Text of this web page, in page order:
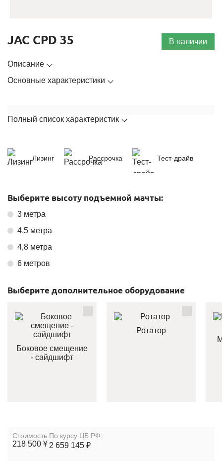
В наличии
JAC CPD 35
Описание
Основные характеристики
Полный список характеристик
Лизинг Рассрочка Тест-драйв
Выберите высоту подъемной мачты:
3 метра
4,5 метра
4,8 метра
6 метров
Выберите дополнительное оборудование
Боковое смещение
- сайдшифт
Ротатор
Cтоимость:
218 500 ¥
По курсу ЦБ РФ:
2 659 145 ₽